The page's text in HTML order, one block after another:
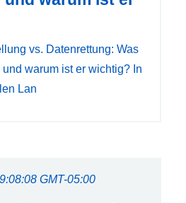
vs. Datenrettung: Was
warum ist er wichtig? In
Lan
GMT-05:00